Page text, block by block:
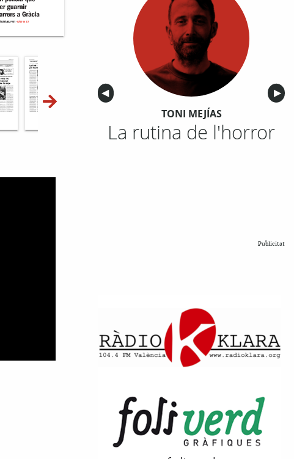
Anterior
◀︎ ▶︎
TONI MEJÍAS
La rutina de l'horror
Publicitat